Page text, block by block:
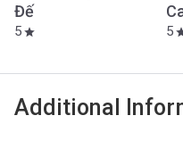
Đế
5 star 5
Additional